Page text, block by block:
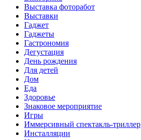
Выставка фоторабот
Выставки
Гаджет
Гаджеты
Гастрономия
Дегустация
День рождения
Для детей
Дом
Еда
Здоровье
Знаковое мероприятие
Игры
Иммерсивный спектакль-триллер
Инсталляции